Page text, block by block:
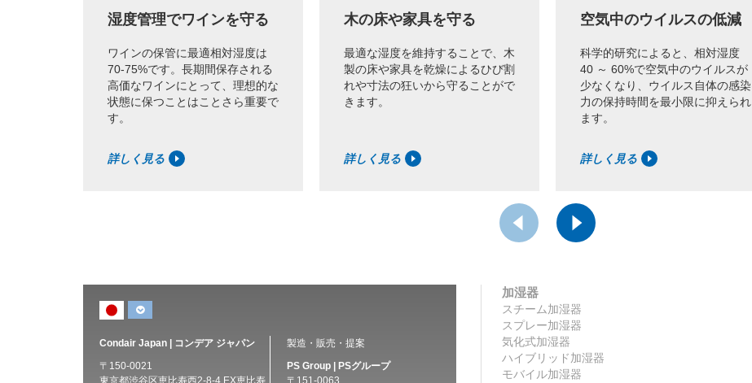
湿度管理でワインを守る
ワインの保管に最適相対湿度は
70-75%です。長期間保存される
高価なワインにとって、理想的な
状態に保つことはことさら重要で
す。
詳しく見る
木の床や家具を守る
最適な湿度を維持することで、木
製の床や家具を乾燥によるひび割
れや寸法の狂いから守ることがで
きます。
詳しく見る
空気中のウイルスの低減
科学的研究によると、相対湿度
40 ～ 60%で空気中のウイルスが
少なくなり、ウイルス自体の感染
力の保持時間を最小限に抑えられ
ます。
詳しく見る
Condair Japan | コンデア ジャパン
〒150-0021
製造・販売・提案
PS Group | PSグループ
加湿器
スチーム加湿器
スプレー加湿器
気化式加湿器
ハイブリッド加湿器
モバイル加湿器